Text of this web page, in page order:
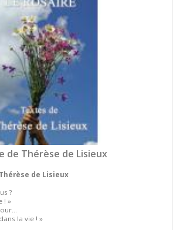
de Thérèse de Lisieux
de Lisieux
?
! »
la vie ! »